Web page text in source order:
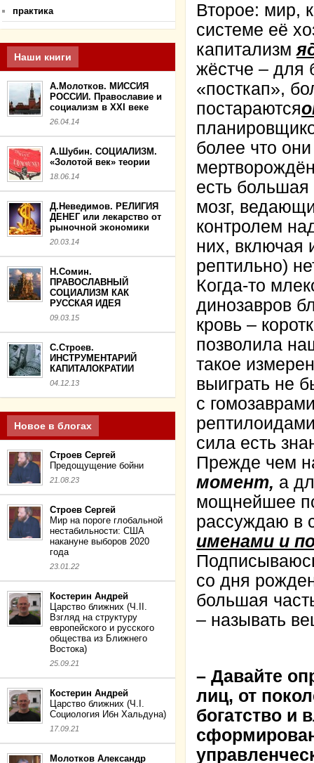
практика
Наши книги
А.Молотков. МИССИЯ
РОССИИ. Православие и
социализм в XXI веке
26.04.14
А.Шубин. СОЦИАЛИЗМ.
«Золотой век» теории
18.06.14
Д.Неведимов. РЕЛИГИЯ
ДЕНЕГ или лекарство от
рыночной экономики
20.03.14
Н.Сомин.
ПРАВОСЛАВНЫЙ
СОЦИАЛИЗМ КАК
РУССКАЯ ИДЕЯ
09.03.15
С.Строев.
ИНСТРУМЕНТАРИЙ
КАПИТАЛОКРАТИИ
04.12.13
Новое в блогах
Строев Сергей
Предощущение бойни
21.08.23
Строев Сергей
Мир на пороге глобальной
нестабильности: США
накануне выборов 2020
года
23.01.22
Костерин Андрей
Царство ближних (Ч.II.
Взгляд на структуру
европейского и русского
общества из Ближнего
Востока)
25.09.21
Костерин Андрей
Царство ближних (Ч.I.
Социология Ибн Хальдуна)
17.09.21
Молотков Александр
Второе: мир,
системе её
капитализм
жёстче – для
«посткап»,
постараются
более что
есть
мозг,
контролем
них, включая
рептильно)
Когда-то
динозавров
кровь –
позволила
такое
выиграть не
с
сила есть
Прежде чем
момент, а
мощнейшее
рассуждаю в
именами и
со дня
большая
– называть
– Давайте
лиц, от
богатство и